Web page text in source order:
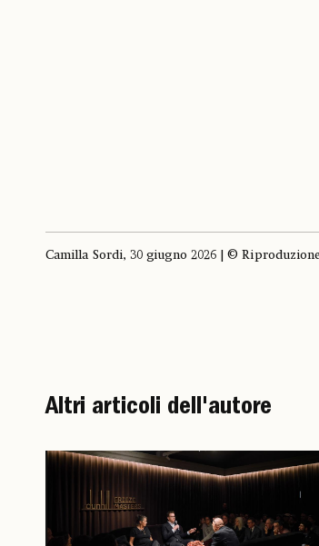
Camilla Sordi, 30 giugno 2026 | ©
Altri articoli dell'autore